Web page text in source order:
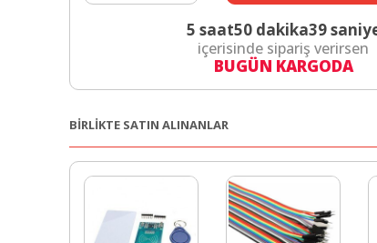
5 saat50 dakika39
içerisinde sipariş verirsen
BUGÜN KARGODA
BİRLİKTE SATIN ALINANLAR